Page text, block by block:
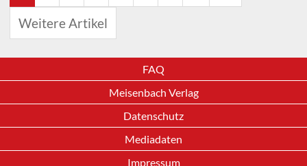
Weitere Artikel
FAQ
Meisenbach Verlag
Datenschutz
Mediadaten
Impressum